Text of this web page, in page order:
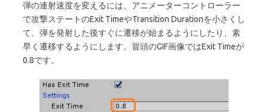
弾の連射速度を変えるには、アニメーターコントローラー
で攻撃ステートのExit TimeやTransition Durationを小さくし
て、弾を発射した後すぐに遷移が始まるようにしたり、素
早く遷移するようにします。冒頭のGIF画像ではExit Timeが
0.8です。